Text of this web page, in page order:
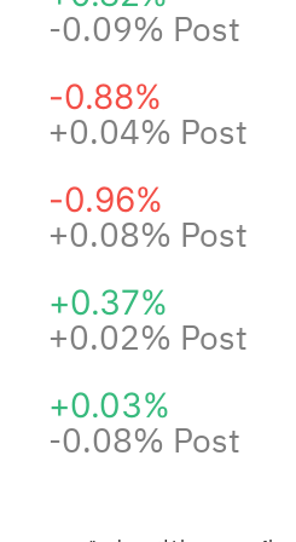
-0.09% Post
-0.88%
+0.04% Post
-0.96%
+0.08% Post
+0.37%
+0.02% Post
+0.03%
-0.08% Post